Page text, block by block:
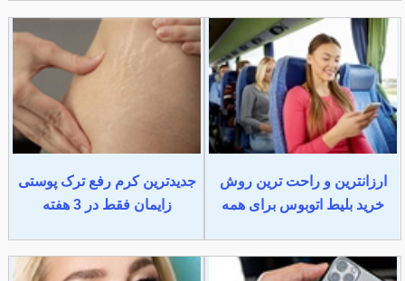
ارزانترین و راحت ترین روش
خرید بلیط اتوبوس برای همه
جدیدترین کرم رفع ترک پوستی
زایمان فقط در 3 هفته